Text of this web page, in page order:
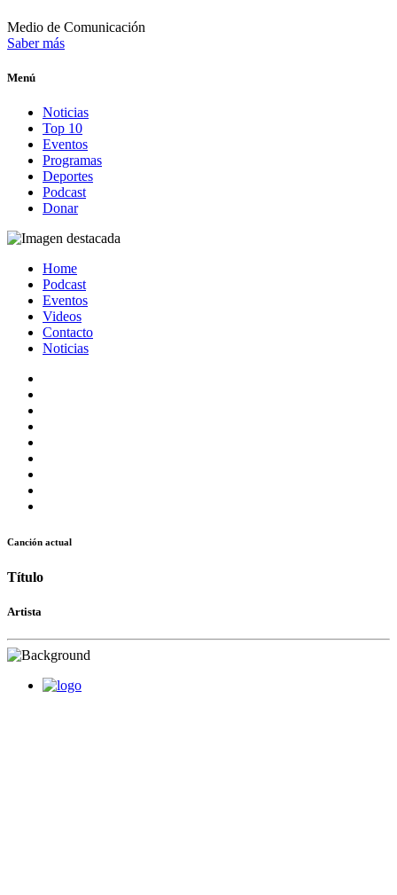
Medio de Comunicación
Saber más
Menú
Noticias
Top 10
Eventos
Programas
Deportes
Podcast
Donar
Home
Podcast
Eventos
Videos
Contacto
Noticias
Canción actual
Título
Artista